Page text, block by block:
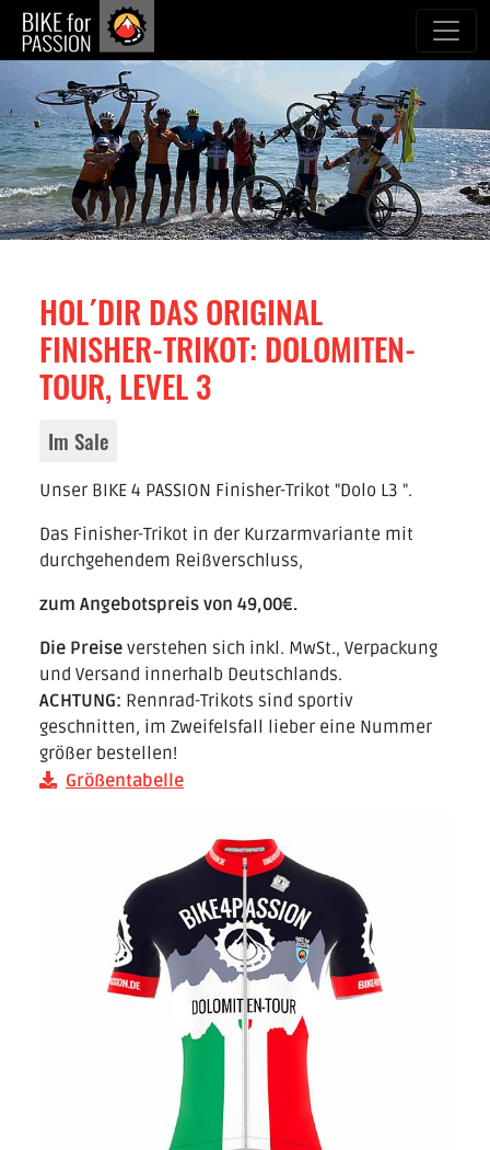
zum Inhalt
HOL´DIR DAS ORIGINAL
FINISHER-TRIKOT: DOLOMITEN-
TOUR, LEVEL 3
Im Sale
Unser BIKE 4 PASSION Finisher-Trikot "Dolo L3 ".
Das Finisher-Trikot in der Kurzarmvariante mit
durchgehendem Reißverschluss,
zum Angebotspreis von 49,00€.
Die Preise verstehen sich inkl. MwSt., Verpackung
und Versand innerhalb Deutschlands.
ACHTUNG: Rennrad-Trikots sind sportiv
geschnitten, im Zweifelsfall lieber eine Nummer
größer bestellen!
Größentabelle